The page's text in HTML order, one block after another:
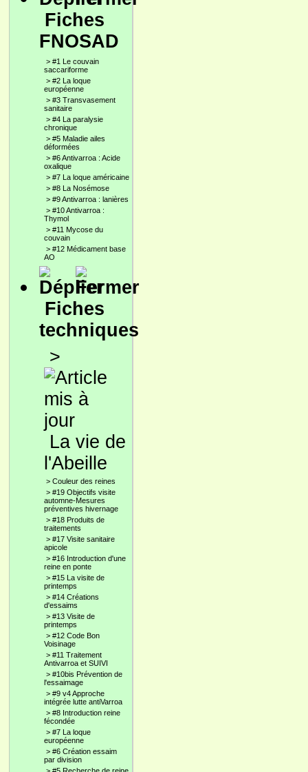
Fiches
FNOSAD
> #1 Le couvain
saccariforme
> #2 La loque
européenne
> #3 Transvasement
sanitaire
> #4 La paralysie
chronique
> #5 Maladie ailes
déformées
> #6 Antivarroa : Acide
oxalique
> #7 La loque américaine
> #8 La Nosémose
> #9 Antivarroa : lanières
> #10 Antivarroa :
Thymol
> #11 Mycose du
couvain
> #12 Médicament base
AO
Fiches
techniques
>
La vie de
l'Abeille
> Couleur des reines
> #19 Objectifs visite
automne-Mesures
préventives hivernage
> #18 Produits de
traitements
> #17 Visite sanitaire
apicole
> #16 Introduction d'une
reine en ponte
> #15 La visite de
printemps
> #14 Créations
d'essaims
> #13 Visite de
printemps
> #12 Code Bon
Voisinage
> #11 Traitement
Antivarroa et SUIVI
> #10bis Prévention de
l'essaimage
> #9 v4 Approche
intégrée lutte antiVarroa
> #8 Introduction reine
fécondée
> #7 La loque
européenne
> #6 Création essaim
par division